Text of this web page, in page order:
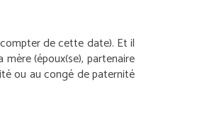
de cette date). Et il
(époux(se), partenaire
ou au congé de paternité